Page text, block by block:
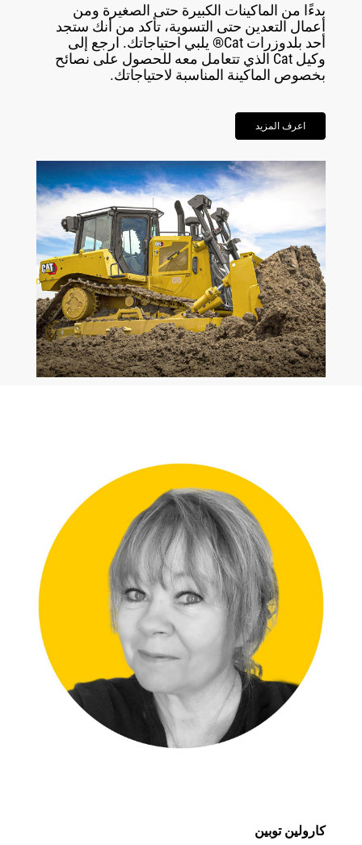
بدءًا من الماكينات الكبيرة حتى الصغيرة ومن
أعمال التعدين حتى التسوية، تأكد من أنك ستجد
أحد بلدوزرات Cat® يلبي احتياجاتك. ارجع إلى
وكيل Cat الذي تتعامل معه للحصول على نصائح
بخصوص الماكينة المناسبة لاحتياجاتك.
اعرف المزيد
كارولين توبين